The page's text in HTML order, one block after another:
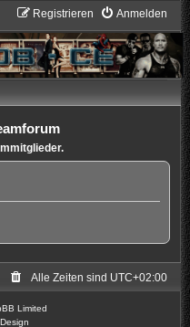
Anmelden
Registrieren
Alle Zeiten sind UTC+02:00
Limited